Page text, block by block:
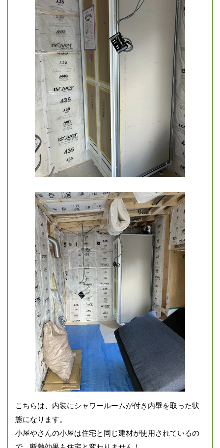
こちらは、内装にシャワールームが付き内壁を取った状
態になります。
小屋やさんの小屋は住宅と同じ建材が使用されているの